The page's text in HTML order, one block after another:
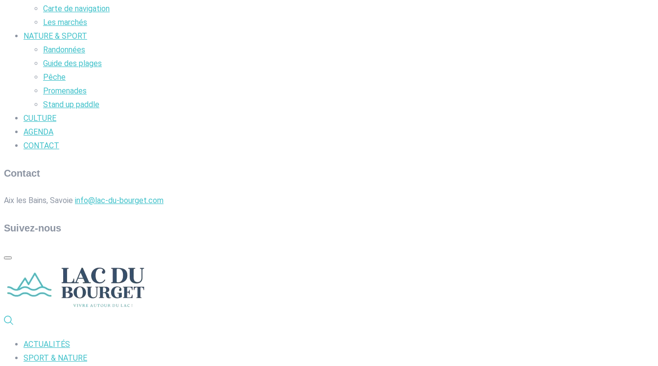
Carte de navigation
Les marchés
NATURE & SPORT
Randonnées
Guide des plages
Pêche
Promenades
Stand up paddle
CULTURE
AGENDA
CONTACT
Contact
Aix les Bains, Savoie info@lac-du-bourget.com
Suivez-nous
ACTUALITÉS
SPORT & NATURE